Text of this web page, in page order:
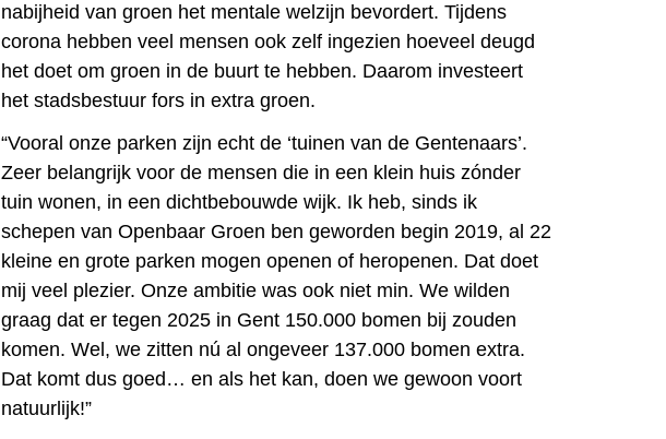
nabijheid van groen het mentale welzijn bevordert. Tijdens
corona hebben veel mensen ook zelf ingezien hoeveel deugd
het doet om groen in de buurt te hebben. Daarom investeert
het stadsbestuur fors in extra groen.
“Vooral onze parken zijn echt de ‘tuinen van de Gentenaars’.
Zeer belangrijk voor de mensen die in een klein huis zónder
tuin wonen, in een dichtbebouwde wijk. Ik heb, sinds ik
schepen van Openbaar Groen ben geworden begin 2019, al 22
kleine en grote parken mogen openen of heropenen. Dat doet
mij veel plezier. Onze ambitie was ook niet min. We wilden
graag dat er tegen 2025 in Gent 150.000 bomen bij zouden
komen. Wel, we zitten nú al ongeveer 137.000 bomen extra.
Dat komt dus goed… en als het kan, doen we gewoon voort
natuurlijk!”